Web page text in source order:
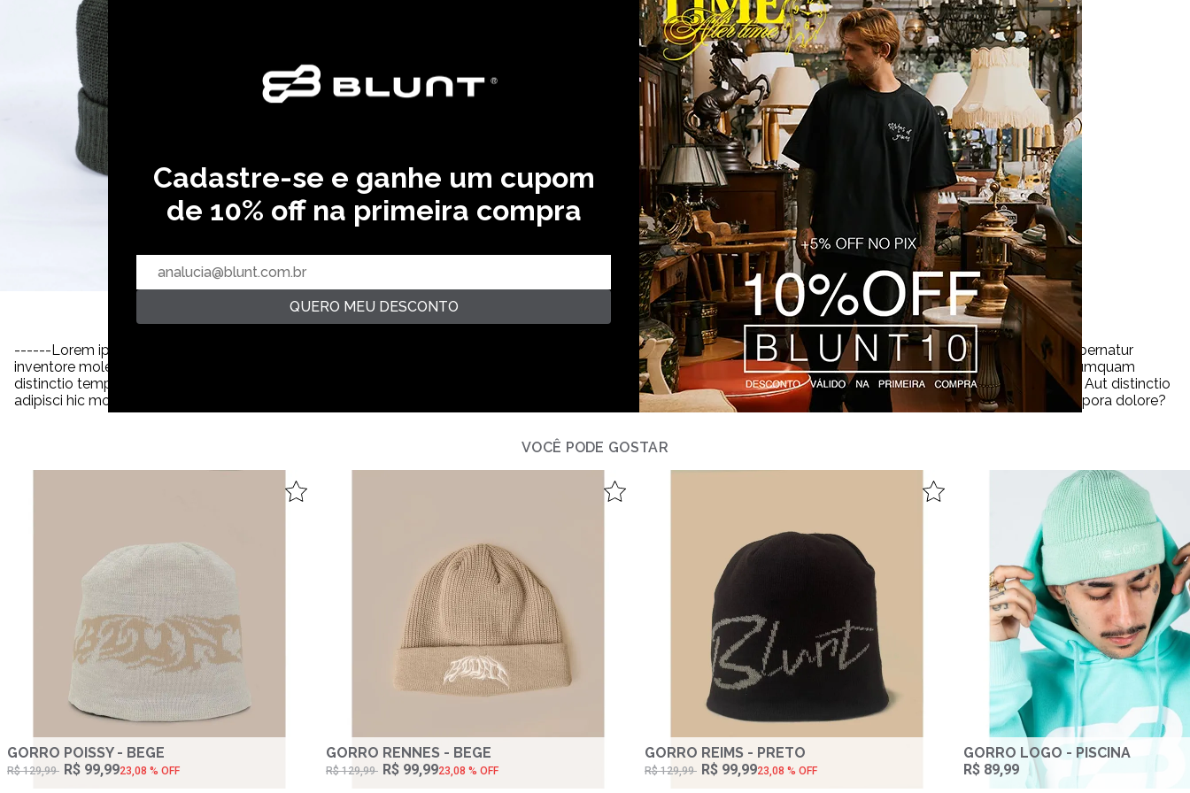
Garantia de Qualidade
------Lorem ipsum dolor sit amet consectetur, adipisicing elit. Eos nostrum, a blanditiis distinctio voluptas error itaque fugit cum eveniet voluptatem doloremque aspernatur
inventore molestiae quia voluptates officiis magni ipsum in? Lorem ipsum dolor sit amet consectetur adipisicing elit. Expedita pariatur non facilis quam nulla quasi numquam
distinctio tempora veniam quia quisquam incidunt reiciendis, saepe neque unde labore illum dolor provident. Lorem ipsum dolor sit amet consectetur adipisicing elit. Aut distinctio
adipisci hic molestiae, amet quibusdam cupiditate inventore fugit eveniet aliquam similique praesentium debitis ab necessitatibus, dolorem reprehenderit neque tempora dolore?
Avaliações
VOCÊ PODE GOSTAR
GORRO POISSY - BEGE
R$ 129,99 R$ 99,9923,08 % OFF
GORRO RENNES - BEGE
R$ 129,99 R$ 99,9923,08 % OFF
GORRO REIMS - PRETO
R$ 129,99 R$ 99,9923,08 % OFF
GORRO LOGO - PISCINA
R$ 89,99
Cadastre-se e ganhe um cupom
de 10% off na primeira compra
QUERO MEU DESCONTO